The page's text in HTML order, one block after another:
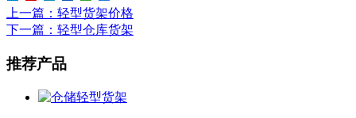
上一篇 ：轻型货架价格
下一篇 ：轻型仓库货架
推荐产品